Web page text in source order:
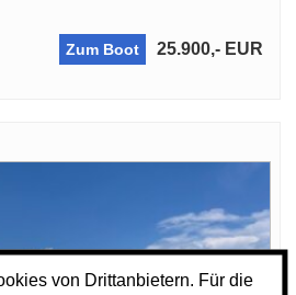
Zum Boot 25.900,- EUR
von Drittanbietern. Für die